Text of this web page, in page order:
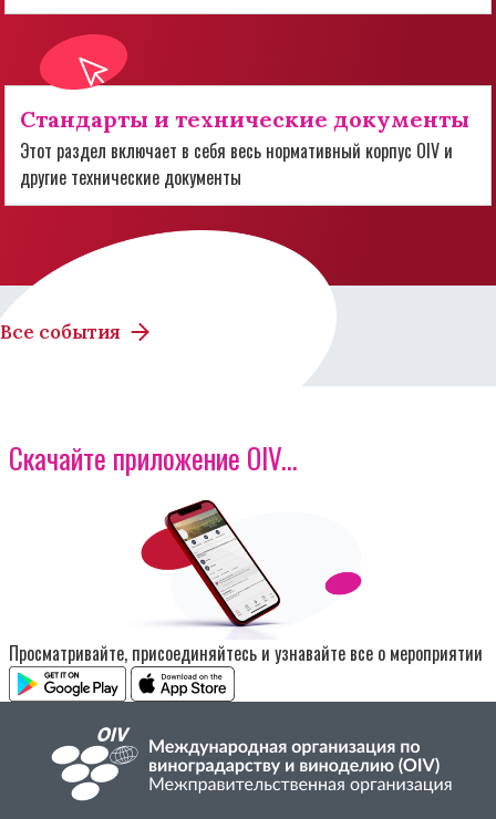
Стандарты и технические документы
Этот раздел включает в себя весь нормативный корпус OIV и
другие технические документы
Все события
Скачайте приложение OIV...
Изображение
Просматривайте, присоединяйтесь и узнавайте все о мероприятии